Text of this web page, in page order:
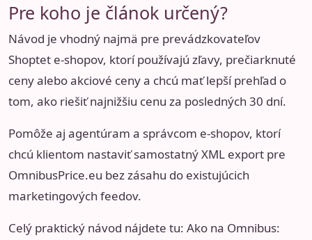
Pre koho je článok určený?
Návod je vhodný najmä pre prevádzkovateľov
Shoptet e-shopov, ktorí používajú zľavy, prečiarknuté
ceny alebo akciové ceny a chcú mať lepší prehľad o
tom, ako riešiť najnižšiu cenu za posledných 30 dní.
Pomôže aj agentúram a správcom e-shopov, ktorí
chcú klientom nastaviť samostatný XML export pre
OmnibusPrice.eu bez zásahu do existujúcich
marketingových feedov.
Celý praktický návod nájdete tu: Ako na Omnibus: